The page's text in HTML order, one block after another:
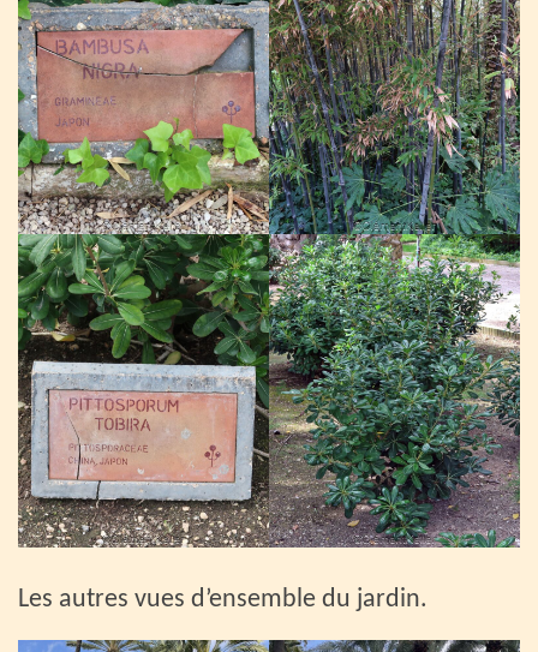
Les autres vues d’ensemble du jardin.